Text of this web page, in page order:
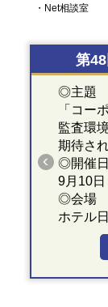
・Net相談室
第
◎主題
「コー
監査環
期待さ
◎開催日
9月10日
◎会場
ホテル